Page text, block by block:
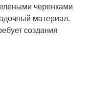
черенками
материал.
создания